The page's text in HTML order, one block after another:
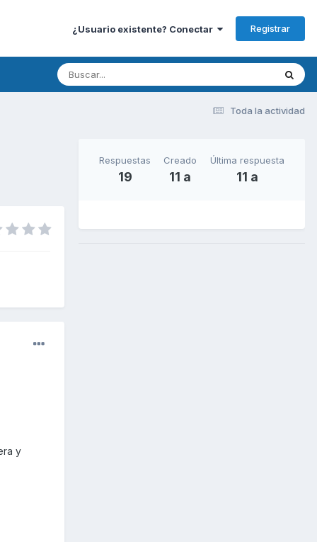
¿Usuario existente? Conectar Registrar
Toda la actividad
y
Respuestas
19
Creado
11 a
Última respuesta
11 a